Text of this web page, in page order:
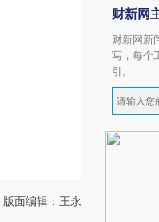
版面编辑：王永
财新网
财新网新
写，每个
引。